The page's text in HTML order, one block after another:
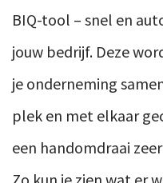
BIQ-tool – snel en
jouw bedrijf. Deze
je onderneming
plek en met elkaar
een handomdraai